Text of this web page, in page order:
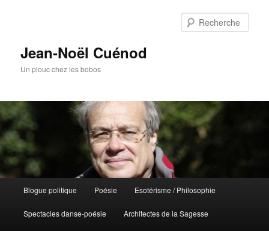
Jean-Noël Cuénod
Un plouc chez les bobos
Aller
au
Blogue politique Poésie Esotérisme / Philosophie
Spectacles danse-poésie Architectes de la Sagesse